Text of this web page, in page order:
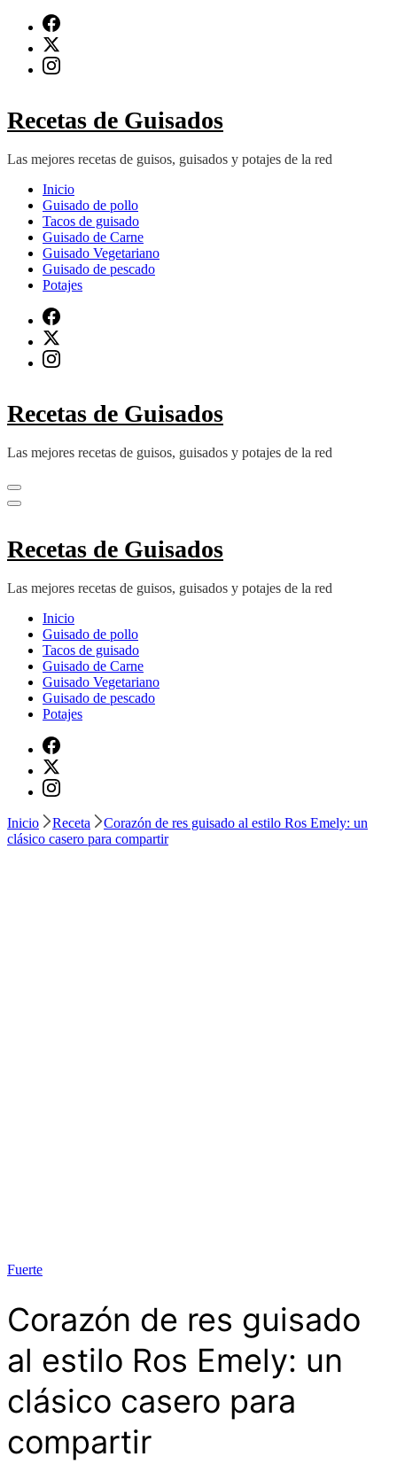
contenido
(presiona
Recetas de Guisados
Las mejores recetas de guisos, guisados y potajes de la red
Inicio
Guisado de pollo
Tacos de guisado
Guisado de Carne
Guisado Vegetariano
Guisado de pescado
Potajes
Recetas de Guisados
Las mejores recetas de guisos, guisados y potajes de la red
Recetas de Guisados
Las mejores recetas de guisos, guisados y potajes de la red
Inicio
Guisado de pollo
Tacos de guisado
Guisado de Carne
Guisado Vegetariano
Guisado de pescado
Potajes
Inicio Receta
Corazón de res guisado al estilo Ros Emely: un
clásico casero para compartir
Fuerte
Corazón de res guisado
al estilo Ros Emely: un
clásico casero para
compartir